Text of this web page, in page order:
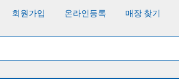
회원가입 온라인등록 매장 찾기